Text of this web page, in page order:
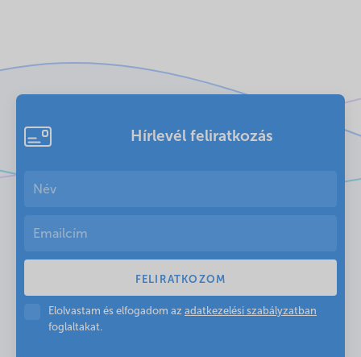
Hírlevél feliratkozás
Elolvastam és elfogadom az adatkezelési szabályzatban
foglaltakat.